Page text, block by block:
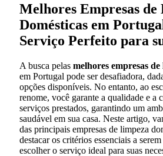
Melhores Empresas de
Domésticas em
Serviço Perfeito para
A busca pelas melhores empresas
em Portugal pode ser desafiadora,
opções disponíveis. No entanto, ao
renome, você garante a qualidade e a
serviços prestados, garantindo um
saudável em sua casa. Neste artigo,
das principais empresas de limpeza
destacar os critérios essenciais a
escolher o serviço ideal para suas